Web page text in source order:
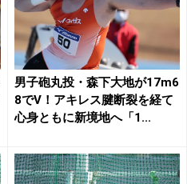
男子砲丸投・森下大地が17m6
8でV！アキレス腱断裂を経て
心身ともに新境地へ「1...